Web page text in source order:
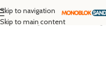
Skip to navigation
Skip to main content
Ana Sayfa/Eğitim Donanımları